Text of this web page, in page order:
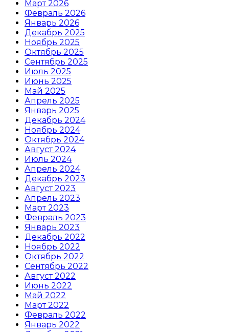
Март 2026
Февраль 2026
Январь 2026
Декабрь 2025
Ноябрь 2025
Октябрь 2025
Сентябрь 2025
Июль 2025
Июнь 2025
Май 2025
Апрель 2025
Январь 2025
Декабрь 2024
Ноябрь 2024
Октябрь 2024
Август 2024
Июль 2024
Апрель 2024
Декабрь 2023
Август 2023
Апрель 2023
Март 2023
Февраль 2023
Январь 2023
Декабрь 2022
Ноябрь 2022
Октябрь 2022
Сентябрь 2022
Август 2022
Июнь 2022
Май 2022
Март 2022
Февраль 2022
Январь 2022